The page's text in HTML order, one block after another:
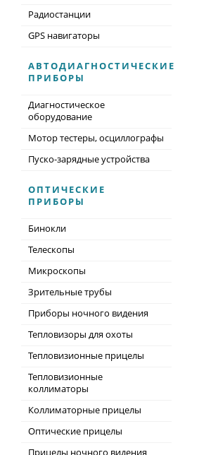
Радиостанции
GPS навигаторы
АВТОДИАГНОСТИЧЕСКИЕ
ПРИБОРЫ
Диагностическое
оборудование
Мотор тестеры, осциллографы
Пуско-зарядные устройства
ОПТИЧЕСКИЕ
ПРИБОРЫ
Бинокли
Телескопы
Микроскопы
Зрительные трубы
Приборы ночного видения
Тепловизоры для охоты
Тепловизионные прицелы
Тепловизионные
коллиматоры
Коллиматорные прицелы
Оптические прицелы
Прицелы ночного видения